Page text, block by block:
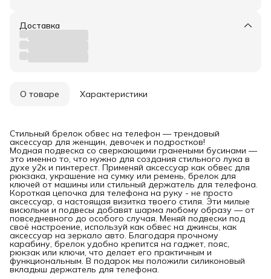
Доставка
О товаре Характеристики
Стильный брелок обвес на телефон — трендовый
аксессуар для женщин, девочек и подростков!
Модная подвеска со сверкающими гранеными бусинами —
это именно то, что нужно для создания стильного лука в
духе у2к и пинтерест. Применяй аксессуар как обвес для
рюкзака, украшение на сумку или ремень, брелок для
ключей от машины или стильный держатель для телефона.
Короткая цепочка для телефона на руку - не просто
аксессуар, а настоящая визитка твоего стиля. Эти милые
висюльки и подвесы добавят шарма любому образу — от
повседневного до особого случая. Меняй подвески под
своё настроение, используй как обвес на джинсы, как
аксессуар на зеркало авто. Благодаря прочному
карабину, брелок удобно крепится на гаджет, пояс,
рюкзак или ключи, что делает его практичным и
функциональным. В подарок мы положили силиконовый
вкладыш держатель для телефона.